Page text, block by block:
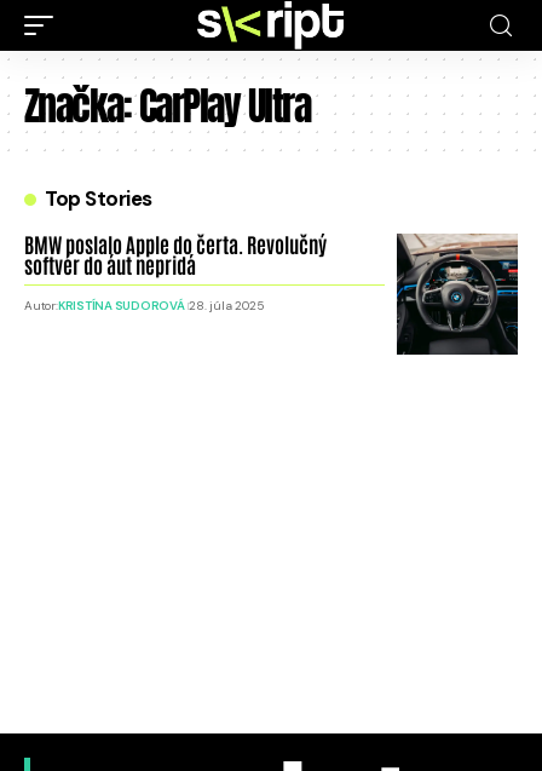
Značka:CarPlay Ultra
Top Stories
BMW poslalo Apple do čerta. Revolučný
softvér do áut nepridá
Autor:KRISTÍNA SUDOROVÁ 28. júla 2025